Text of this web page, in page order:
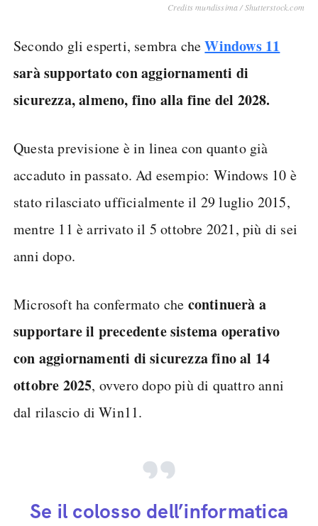
Credits mundissima / Shutterstock.com
Secondo gli esperti, sembra cheWindows 11
sarà supportato con aggiornamenti di
sicurezza, almeno, fino alla fine del 2028.
Questa previsione è in linea con quanto già
accaduto in passato. Ad esempio: Windows 10 è
stato rilasciato ufficialmente il 29 luglio 2015,
mentre 11 è arrivato il 5 ottobre 2021, più di sei
anni dopo.
Microsoft ha confermato che continuerà a
supportare il precedente sistema operativo
con aggiornamenti di sicurezza fino al 14
ottobre 2025, ovvero dopo più di quattro anni
dal rilascio di Win11.
Se il colosso dell’informatica